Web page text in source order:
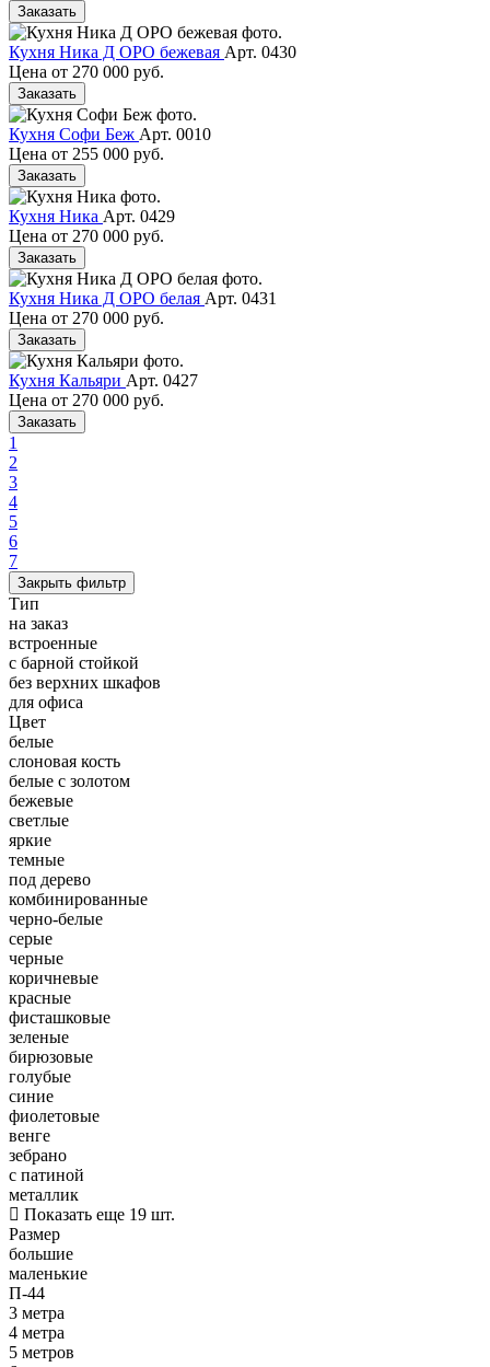
Заказать
Кухня Ника Д ОРО бежевая Арт. 0430
Цена от 270 000 руб.
Заказать
Кухня Софи Беж Арт. 0010
Цена от 255 000 руб.
Заказать
Кухня Ника Арт. 0429
Цена от 270 000 руб.
Заказать
Кухня Ника Д ОРО белая Арт. 0431
Цена от 270 000 руб.
Заказать
Кухня Кальяри Арт. 0427
Цена от 270 000 руб.
Заказать
1
2
3
4
5
6
7
Закрыть фильтр
Тип
на заказ
встроенные
с барной стойкой
без верхних шкафов
для офиса
Цвет
белые
слоновая кость
белые с золотом
бежевые
светлые
яркие
темные
под дерево
комбинированные
черно-белые
серые
черные
коричневые
красные
фисташковые
зеленые
бирюзовые
голубые
синие
фиолетовые
венге
зебрано
с патиной
металлик
Показать еще 19 шт.
Размер
большие
маленькие
П-44
3 метра
4 метра
5 метров